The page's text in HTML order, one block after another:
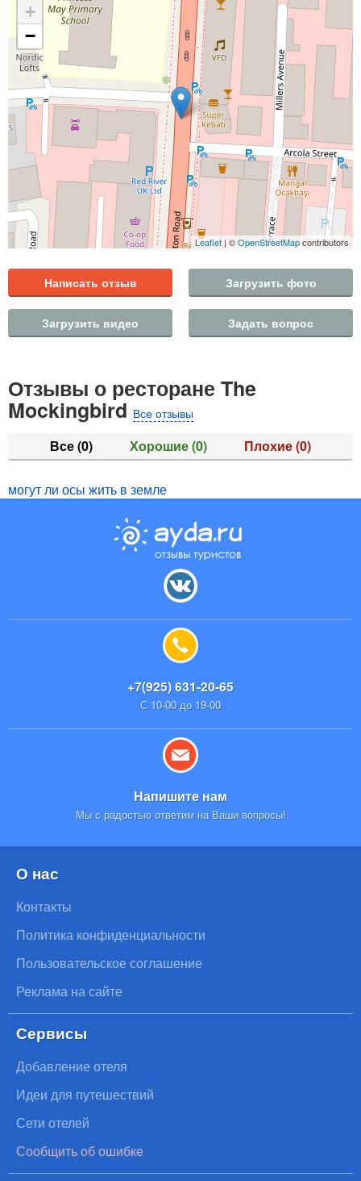
+
−
Leaflet | ©OpenStreetMapcontributors
Написать отзыв Загрузить фото
Загрузить видео Задать вопрос
Отзывы о ресторане The
Mockingbird Все отзывы
Все(0) Хорошие(0) Плохие(0)
могут ли осы жить в земле
+7(925) 631-20-65
С 10-00 до 19-00
Напишите нам
Мы с радостью ответим на Ваши вопросы!
О нас
Контакты
Политика конфиденциальности
Пользовательское соглашение
Реклама на сайте
Сервисы
Добавление отеля
Идеи для путешествий
Сети отелей
Сообщить об ошибке